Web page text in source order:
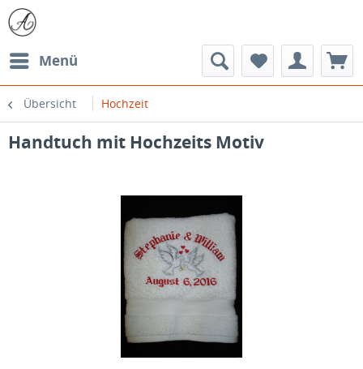
Menü
Übersicht Hochzeit
Handtuch mit Hochzeits Motiv